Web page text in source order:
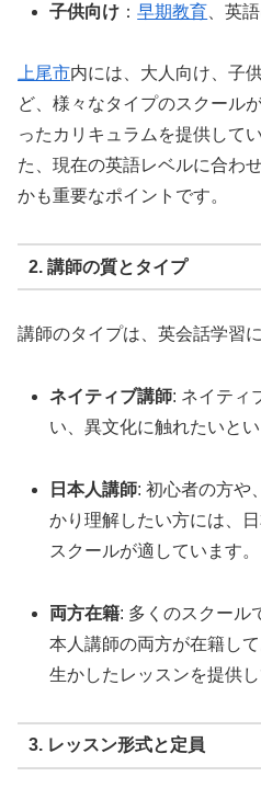
子供向け ：早期教育 、英
上尾市内には、大人向け、子
ど、様々なタイプのスクール
ったカリキュラムを提供して
た、現在の英語レベルに合わ
かも重要なポイントです。
2. 講師の質とタイプ
講師のタイプは、英会話学習
ネイティブ講師: ネイティ
い、異文化に触れたいと
日本人講師: 初心者の方や
かり理解したい方には、
スクールが適しています。
両方在籍: 多くのスクール
本人講師の両方が在籍し
生かしたレッスンを提供し
3. レッスン形式と定員